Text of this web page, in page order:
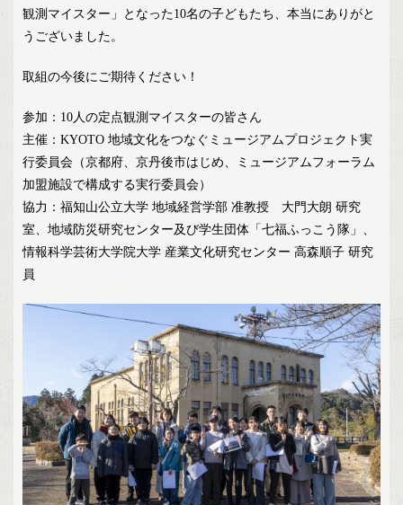
観測マイスター」となった10名の子どもたち、本当にありがと
うございました。
取組の今後にご期待ください！
参加：10人の定点観測マイスターの皆さん
主催：KYOTO 地域文化をつなぐミュージアムプロジェクト実
行委員会（京都府、京丹後市はじめ、ミュージアムフォーラム
加盟施設で構成する実行委員会）
協力：福知山公立大学 地域経営学部 准教授 大門大朗 研究
室、地域防災研究センター及び学生団体「七福ふっこう隊」、
情報科学芸術大学院大学 産業文化研究センター 高森順子 研究
員